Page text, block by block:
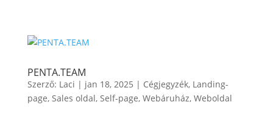
PENTA.TEAM
Szerző: Laci | jan 18, 2025 | Cégjegyzék, Landing-
page, Sales oldal, Self-page, Webáruház, Weboldal